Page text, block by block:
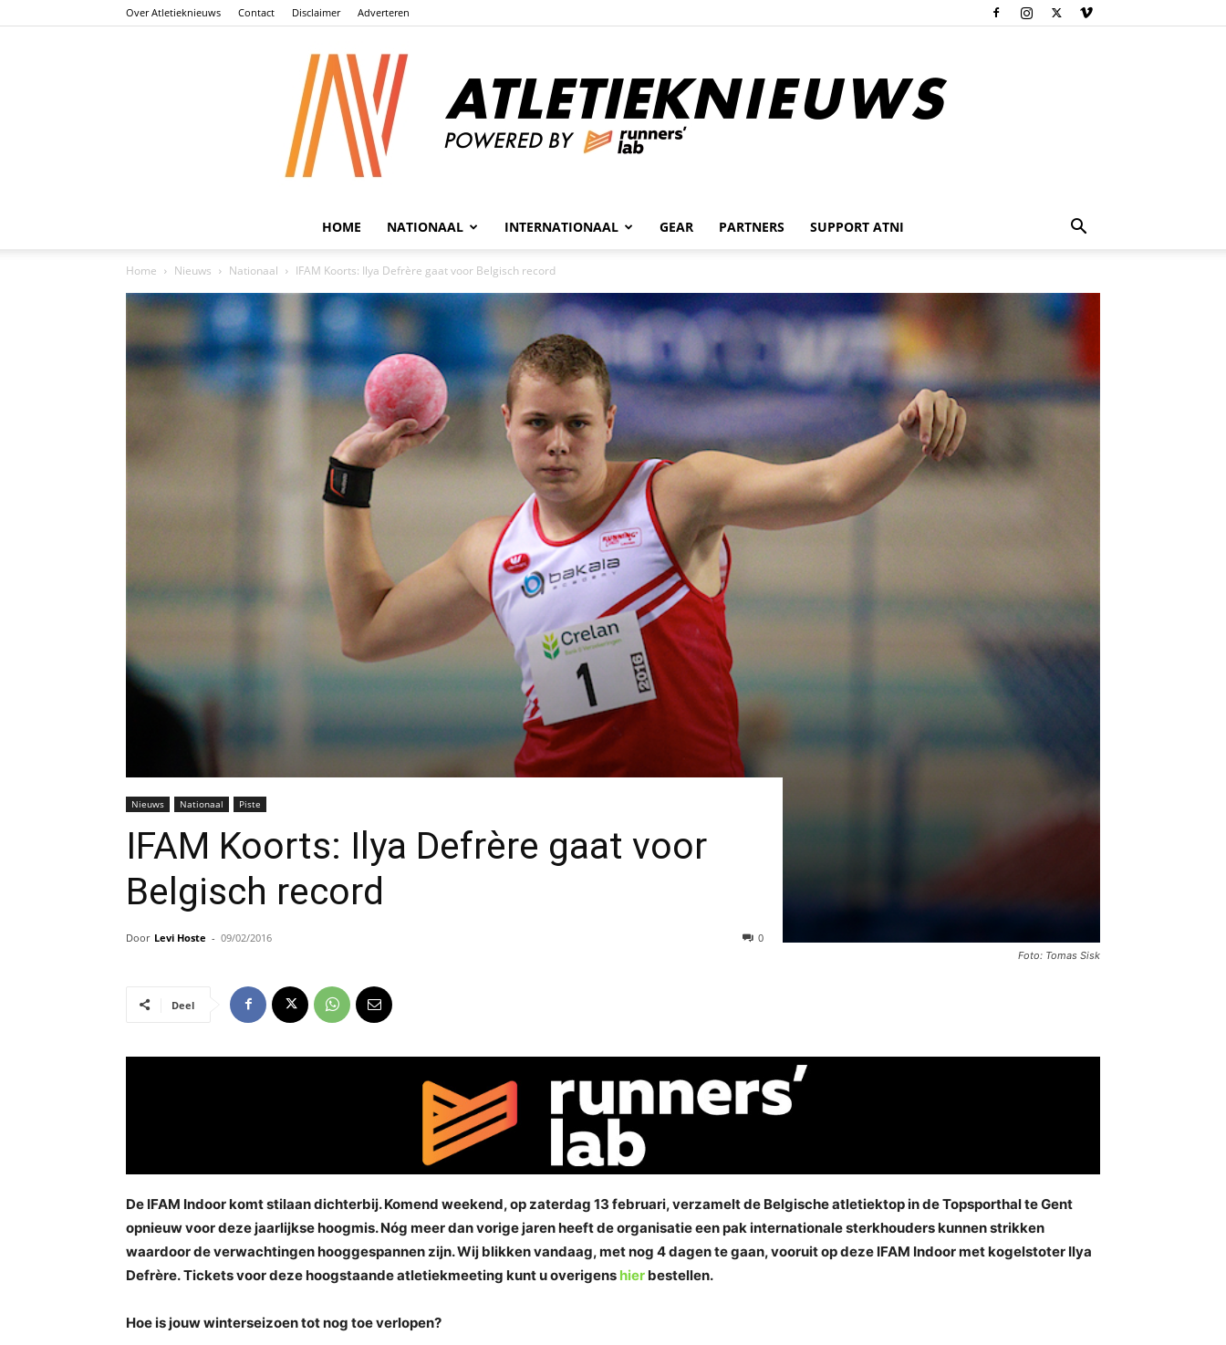
Over Atletieknieuws Contact Disclaimer Adverteren
HOME NATIONAAL INTERNATIONAAL GEAR PARTNERS SUPPORT ATNI
Home Nieuws Nationaal IFAM Koorts: Ilya Defrère gaat voor Belgisch record
Foto: Tomas Sisk
Nieuws Nationaal Piste
IFAM Koorts: Ilya Defrère gaat voor
Belgisch record
Door Levi Hoste - 09/02/2016 0
Deel
De IFAM Indoor komt stilaan dichterbij. Komend weekend, op zaterdag 13 februari, verzamelt de Belgische atletiektop in de Topsporthal te Gent
opnieuw voor deze jaarlijkse hoogmis. Nóg meer dan vorige jaren heeft de organisatie een pak internationale sterkhouders kunnen strikken
waardoor de verwachtingen hooggespannen zijn. Wij blikken vandaag, met nog 4 dagen te gaan, vooruit op deze IFAM Indoor met kogelstoter Ilya
Defrère. Tickets voor deze hoogstaande atletiekmeeting kunt u overigens hier bestellen.
Hoe is jouw winterseizoen tot nog toe verlopen?